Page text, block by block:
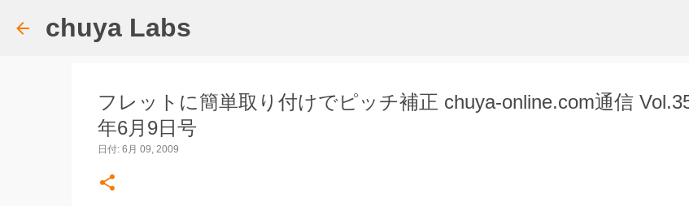
chuya Labs
フレットに簡単取り付けでピッチ補正 chuya-online.com通信
年6月9日号
日付: 6月 09, 2009